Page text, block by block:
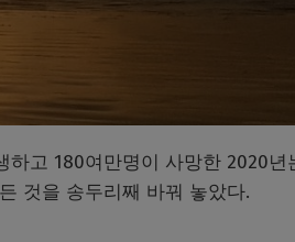
하고 180여만명이 사망한 2020년
것을 송두리째 바꿔 놓았다.